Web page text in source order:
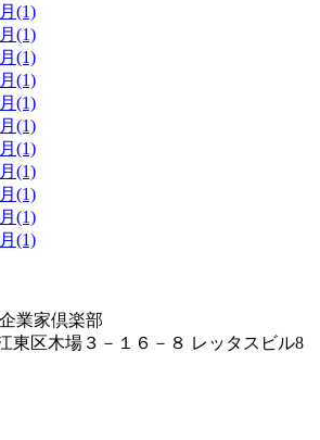
(1)
(1)
(1)
(1)
(1)
(1)
(1)
(1)
(1)
(1)
(1)
業家倶楽部
東区木場３－１６－８ レッタスビル8